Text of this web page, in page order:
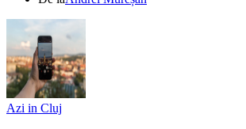
Azi in Cluj